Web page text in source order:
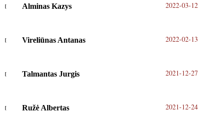
Alminas Kazys 2022-03-12
Vireliūnas Antanas 2022-02-13
Talmantas Jurgis 2021-12-27
Ružė Albertas 2021-12-24